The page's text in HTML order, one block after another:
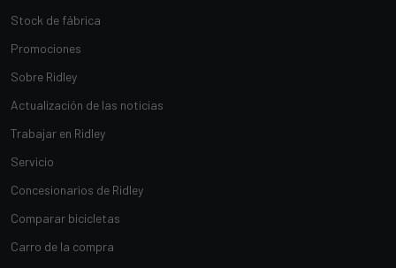
Stock de fábrica
Promociones
Sobre Ridley
Actualización de las noticias
Trabajar en Ridley
Servicio
Concesionarios de Ridley
Comparar bicicletas
Carro de la compra